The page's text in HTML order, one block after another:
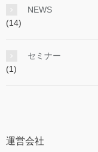
NEWS
(14)
セミナー
(1)
運営会社